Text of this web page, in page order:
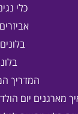
כלי
המדריך
מארגנים יום